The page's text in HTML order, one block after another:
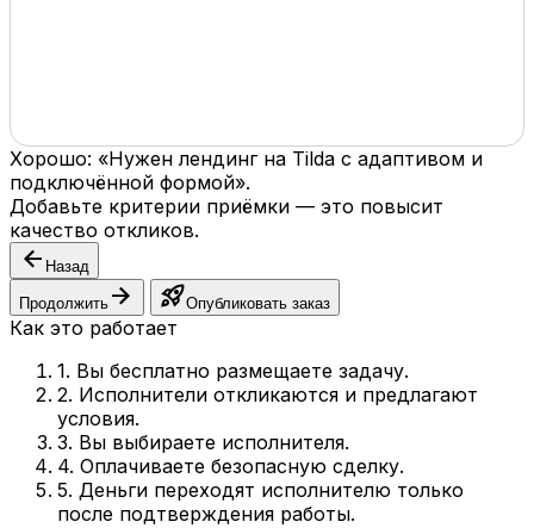
Хорошо: «Нужен лендинг на Tilda с адаптивом и
подключённой формой».
Добавьте критерии приёмки — это повысит
качество откликов.
arrow_back Назад
Продолжить arrow_forward rocket_launchОпубликовать заказ
Как это работает
1. Вы бесплатно размещаете задачу.
2. Исполнители откликаются и предлагают
условия.
3. Вы выбираете исполнителя.
4. Оплачиваете безопасную сделку.
5. Деньги переходят исполнителю только
после подтверждения работы.